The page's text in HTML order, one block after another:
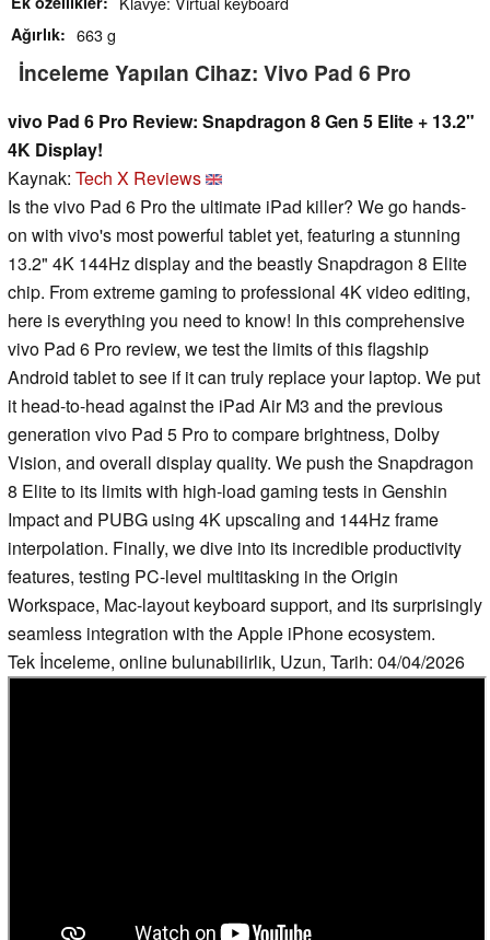
Ağırlık 663 g
İnceleme Yapılan Cihaz: Vivo Pad 6 Pro
vivo Pad 6 Pro Review: Snapdragon 8 Gen 5 Elite + 13.2"
4K Display!
Kaynak: Tech X Reviews
Is the vivo Pad 6 Pro the ultimate iPad killer? We go hands-
on with vivo's most powerful tablet yet, featuring a stunning
13.2" 4K 144Hz display and the beastly Snapdragon 8 Elite
chip. From extreme gaming to professional 4K video editing,
here is everything you need to know! In this comprehensive
vivo Pad 6 Pro review, we test the limits of this flagship
Android tablet to see if it can truly replace your laptop. We put
it head-to-head against the iPad Air M3 and the previous
generation vivo Pad 5 Pro to compare brightness, Dolby
Vision, and overall display quality. We push the Snapdragon
8 Elite to its limits with high-load gaming tests in Genshin
Impact and PUBG using 4K upscaling and 144Hz frame
interpolation. Finally, we dive into its incredible productivity
features, testing PC-level multitasking in the Origin
Workspace, Mac-layout keyboard support, and its surprisingly
seamless integration with the Apple iPhone ecosystem.
Tek İnceleme, online bulunabilirlik, Uzun, Tarih: 04/04/2026